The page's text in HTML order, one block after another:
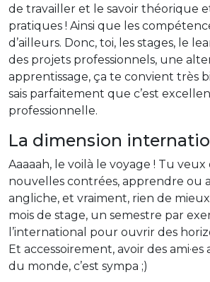
de travailler et le savoir théorique
pratiques ! Ainsi que les
d’ailleurs. Donc, toi, les stages, le
des projets professionnels, une
apprentissage, ça te convient très
sais parfaitement que c’est
professionnelle.
La dimension
Aaaaah, le voilà le voyage ! Tu
nouvelles contrées, apprendre ou
angliche, et vraiment, rien de
mois de stage, un semestre par
l’international pour ouvrir des
Et accessoirement, avoir des
du monde, c’est sympa ;)